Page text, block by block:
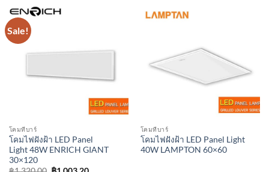
Sale!
โคมทีบาร์
โคมไฟฝังฝ้า LED Panel
Light 48W ENRICH GIANT
30×120
โคมทีบาร์
โคมไฟฝังฝ้า LED Panel Light
40W LAMPTON 60×60